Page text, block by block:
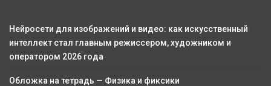
Нейросети для изображений и видео: как искусственный
интеллект стал главным режиссером, художником и
оператором 2026 года
Обложка на тетрадь — Физика и фиксики